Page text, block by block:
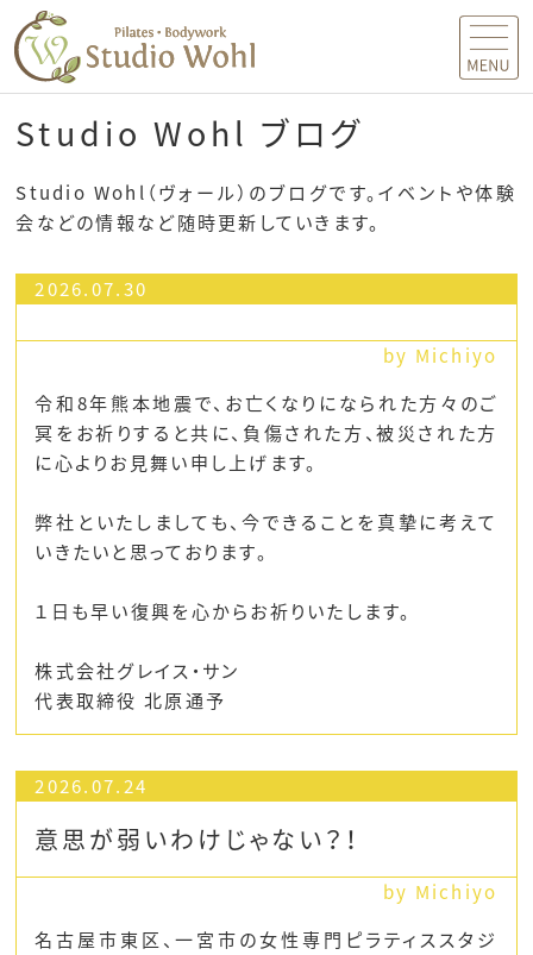
MENU
Studio Wohl ブログ
Studio Wohl（ヴォール）のブログです。イベントや体験
会などの情報など随時更新していきます。
2026.07.30
by Michiyo
令和8年熊本地震で、お亡くなりになられた方々のご
冥をお祈りすると共に、負傷された方、被災された方
に心よりお見舞い申し上げます。
弊社といたしましても、今できることを真摯に考えて
いきたいと思っております。
１日も早い復興を心からお祈りいたします。
株式会社グレイス・サン
代表取締役 北原通予
2026.07.24
意思が弱いわけじゃない？！
by Michiyo
名古屋市東区、一宮市の女性専門ピラティススタジ